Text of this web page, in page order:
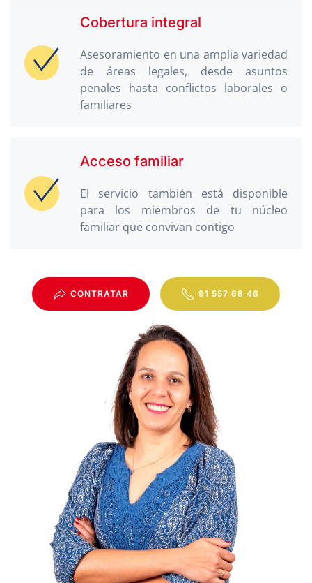
Cobertura integral
Asesoramiento en una amplia variedad
de áreas legales, desde asuntos
penales hasta conflictos laborales o
familiares
Acceso familiar
El servicio también está disponible
para los miembros de tu núcleo
familiar que convivan contigo
CONTRATAR 91 557 68 46